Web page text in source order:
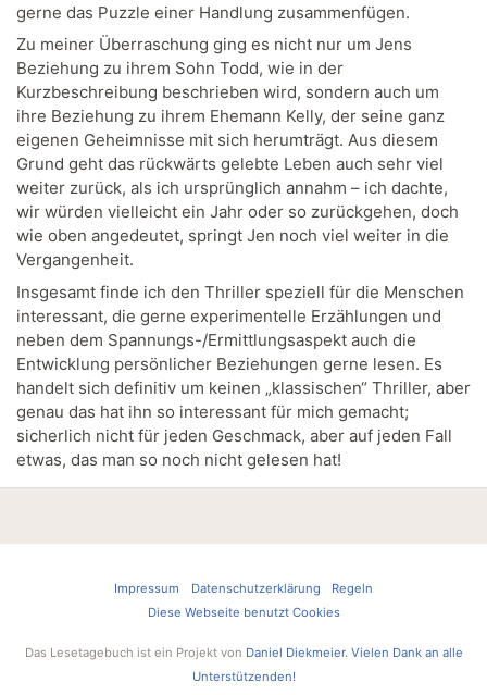
gerne das Puzzle einer Handlung zusammenfügen.
Zu meiner Überraschung ging es nicht nur um Jens
Beziehung zu ihrem Sohn Todd, wie in der
Kurzbeschreibung beschrieben wird, sondern auch um
ihre Beziehung zu ihrem Ehemann Kelly, der seine ganz
eigenen Geheimnisse mit sich herumträgt. Aus diesem
Grund geht das rückwärts gelebte Leben auch sehr viel
weiter zurück, als ich ursprünglich annahm – ich dachte,
wir würden vielleicht ein Jahr oder so zurückgehen, doch
wie oben angedeutet, springt Jen noch viel weiter in die
Vergangenheit.
Insgesamt finde ich den Thriller speziell für die Menschen
interessant, die gerne experimentelle Erzählungen und
neben dem Spannungs-/Ermittlungsaspekt auch die
Entwicklung persönlicher Beziehungen gerne lesen. Es
handelt sich definitiv um keinen „klassischen“ Thriller, aber
genau das hat ihn so interessant für mich gemacht;
sicherlich nicht für jeden Geschmack, aber auf jeden Fall
etwas, das man so noch nicht gelesen hat!
Impressum Datenschutzerklärung
Regeln
Diese Webseite benutzt Cookies
Das Lesetagebuch ist ein Projekt von Daniel Diekmeier. Vielen Dank an alle
Unterstützenden!